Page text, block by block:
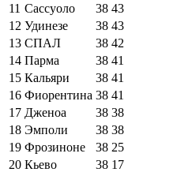
11 Сассуоло 38 43
12 Удинезе 38 43
13 СПАЛ 38 42
14 Парма 38 41
15 Кальяри 38 41
16 Фиорентина 38 41
17 Дженоа 38 38
18 Эмполи 38 38
19 Фрозиноне 38 25
20 Кьево 38 17